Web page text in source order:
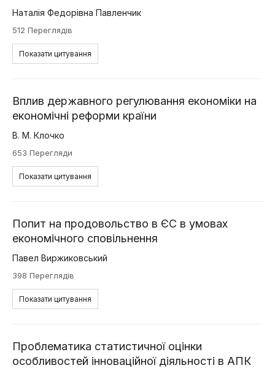
Наталія Федорівна Павленчик
512 Переглядів
Показати цитування
Вплив державного регулювання економіки на
економічні реформи країни
В. М. Клочко
653 Перегляди
Показати цитування
Попит на продовольство в ЄС в умовах
економічного сповільнення
Павел Виржиковський
398 Переглядів
Показати цитування
Проблематика статистичної оцінки
особливостей інноваційної діяльності в АПК